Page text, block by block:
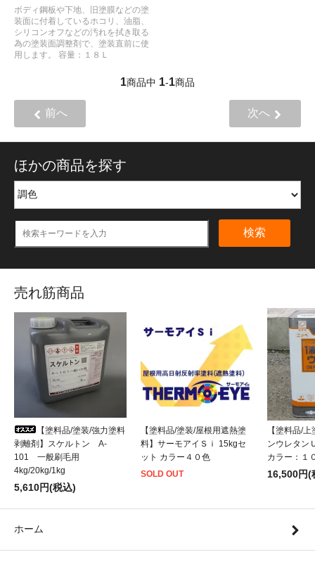
ボディ鋼板や下地、旧塗膜などの塗
装面に付着しているホコリ、油脂、
シリコンオフなどの汚れを拭き取る
為の塗装面調整剤で、塗装直前に使
用します。 容量：１８Ｌ
1商品中 1-1商品
前へ 次へ
ほかの商品を探す
検索
売れ筋商品
【塗料品/塗装/強力塗料
剥離剤】スケルトン A-
101 一般刷毛用
4kg/20kg/1kg
5,610円(税込)
【塗料品/塗装/屋根用遮熱塗
料】サーモアイＳｉ 15kgセ
ット カラー４０色
SOLD OUT
【塗料品/
ンウレタン
カラー：１
16,500円(
ホーム